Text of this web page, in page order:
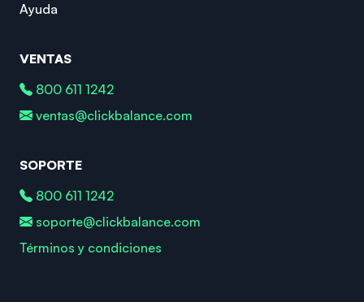
Ayuda
VENTAS
800 611 1242
ventas@clickbalance.com
SOPORTE
800 611 1242
soporte@clickbalance.com
Términos y condiciones